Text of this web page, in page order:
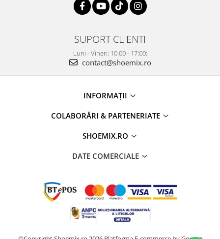
SUPORT CLIENTI
Luni - Vineri: 10:00 - 17:00;
contact@shoemix.ro
INFORMAȚII
COLABORĂRI & PARTENERIATE
SHOEMIX.RO
DATE COMERCIALE